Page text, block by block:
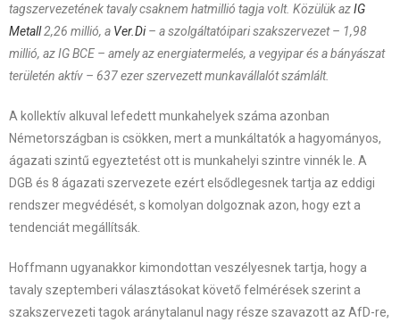
tagszervezetének tavaly csaknem hatmillió tagja volt. Közülük azIG
Metall2,26 millió, a Ver.Di– a szolgáltatóipari szakszervezet – 1,98
millió, az IG BCE – amely az energiatermelés, a vegyipar és a bányászat
területén aktív – 637 ezer szervezett munkavállalót számlált.
A kollektív alkuval lefedett munkahelyek száma azonban
Németországban is csökken, mert a munkáltatók a hagyományos,
ágazati szintű egyeztetést ott is munkahelyi szintre vinnék le. A
DGB és 8 ágazati szervezete ezért elsődlegesnek tartja az eddigi
rendszer megvédését, s komolyan dolgoznak azon, hogy ezt a
tendenciát megállítsák.
Hoffmann ugyanakkor kimondottan veszélyesnek tartja, hogy a
tavaly szeptemberi választásokat követő felmérések szerint a
szakszervezeti tagok aránytalanul nagy része szavazott az AfD-re,